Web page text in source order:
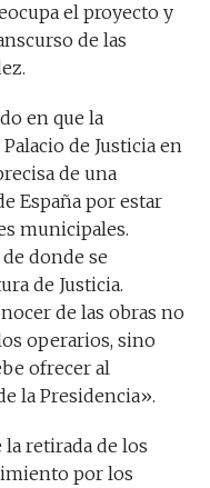
el proyecto y
de las
en que la
de Justicia en
de una
España por estar
municipales.
donde se
de Justicia.
de las obras no
operarios, sino
ofrecer al
la Presidencia».
retirada de los
por los